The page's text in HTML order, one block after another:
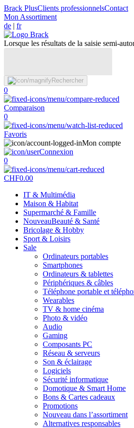
Brack PlusClients professionnelsContact
Mon Assortiment
de | fr
Lorsque les résultats de la saisie semi-
Rechercher
0
Comparaison
0
Favoris
Mon compte
Connexion
0
CHF0.00
IT & Multimédia
Maison & Habitat
Supermarché & Famille
NouveauBeauté & Santé
Bricolage & Hobby
Sport & Loisirs
Sale
Ordinateurs portables
Smartphones
Ordinateurs & tablettes
Périphériques & câbles
Téléphone portable et
Wearables
TV & home cinéma
Photo & vidéo
Audio
Gaming
Composants PC
Réseau & serveurs
Son & éclairage
Logiciels
Sécurité informatique
Domotique & Smart Home
Bons & Cartes cadeaux
Promotions
Nouveau dans l’assortiment
Alternatives responsables